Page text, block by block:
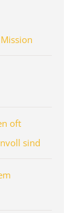
oft
sind